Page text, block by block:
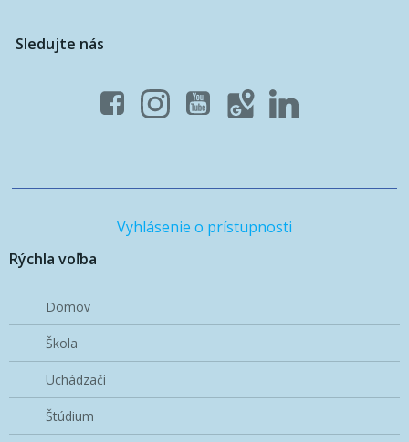
Rýchla voľba
Domov
Škola
Uchádzači
Štúdium
Sledujte nás
Vyhlásenie o prístupnosti